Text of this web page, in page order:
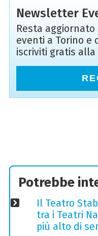
Newsletter
Resta
eventi a Torino e
iscriviti gratis
Potrebbe
Il Teatro
tra i Teatri
più alto di